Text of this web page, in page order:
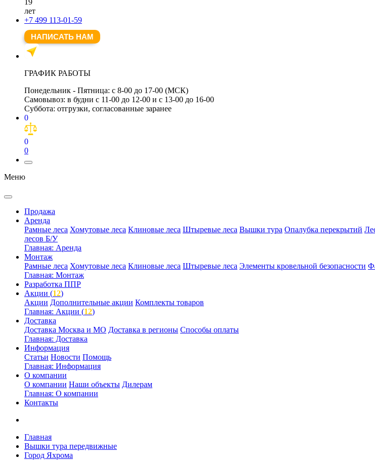
лет
+7 499 113-01-59
НАПИСАТЬ НАМ
ГРАФИК РАБОТЫ
Понедельник - Пятница: с 8-00 до 17-00 (МСК)
Самовывоз: в будни с 11-00 до 12-00 и с 13-00 до 16-00
Суббота: отгрузки, согласованные заранее
0
0
0
Меню
Продажа
Аренда
Рамные леса Хомутовые леса Клиновые леса Штыревые леса Вышки тура Опалубка перекрытий
лесов Б/У
Главная: Аренда
Монтаж
Рамные леса Хомутовые леса Клиновые леса Штыревые леса Элементы кровельной безопасности
Главная: Монтаж
Разработка ППР
Акции (12)
Акции Дополнительные акции Комплекты товаров
Главная: Акции (12)
Доставка
Доставка Москва и МО Доставка в регионы Способы оплаты
Главная: Доставка
Информация
Статьи Новости Помощь
Главная: Информация
О компании
О компании Наши объекты Дилерам
Главная: О компании
Контакты
Главная
Вышки тура передвижные
Город Яхрома